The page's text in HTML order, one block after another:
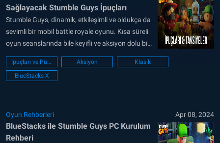
Sağlayacak Stumble Guys İpuçları
Stumble Guys, dinamik, etkileşimli ve oldukça da
sevimli bir mobil battle royale oyunu. Kısa süreli
oyun seanslarında bile keyifli ve aksiyon dolu bir
deneyim elde edebilirsiniz! Her güncellemede
yeni oyun modları ekleniyor ve daima deneyecek
yeni bir şeyler bulmanız mümkün oluyor.
Ipuçları ve Püf noktaları Aksiyon
Klasik
BlueStacks X
Oyun Rehberleri Apr 08, 2024
BlueStacks ile Stumble Guys PC Kurulum
Rehberi